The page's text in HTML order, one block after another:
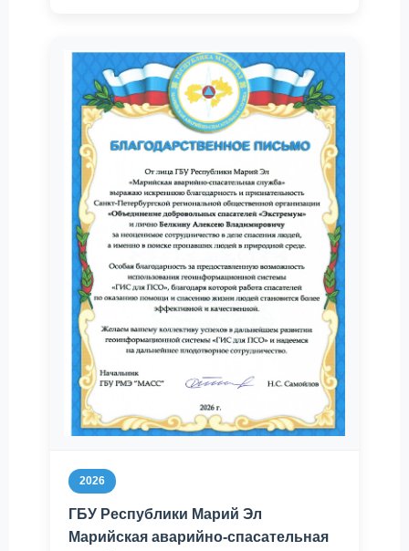
2026
ГБУ Республики Марий Эл
Марийская аварийно-спасательная